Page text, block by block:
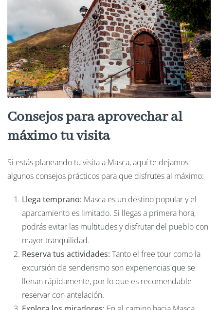
Consejos para aprovechar al
máximo tu visita
Si estás planeando tu visita a Masca, aquí te dejamos
algunos consejos prácticos para que disfrutes al máximo:
Llega temprano: Masca es un destino popular y el
aparcamiento es limitado. Si llegas a primera hora,
podrás evitar las multitudes y disfrutar del pueblo con
mayor tranquilidad.
Reserva tus actividades: Tanto el free tour como la
excursión de senderismo son experiencias que se
llenan rápidamente, por lo que es recomendable
reservar con antelación.